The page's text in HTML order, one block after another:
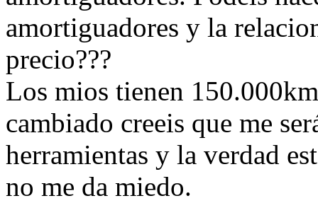
amortiguadores y la
precio???
Los mios tienen
cambiado creeis que me
herramientas y la verdad
no me da miedo.